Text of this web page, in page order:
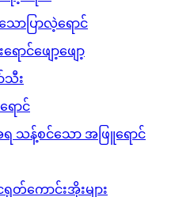
ောပြာလဲ့ရောင်
ောင်ဖျော့ဖျော့
သီး
ောင်
ရ သန့်စင်သော အဖြူရောင်
ရုတ်ကောင်းအိုးများ